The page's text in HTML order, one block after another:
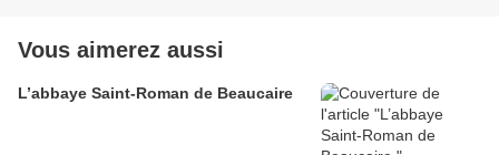
Vous aimerez aussi
L’abbaye Saint-Roman de Beaucaire